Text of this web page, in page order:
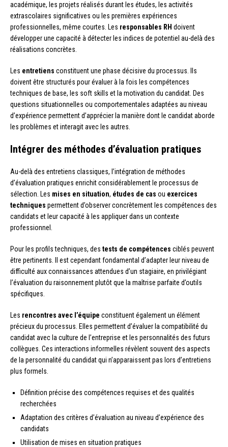
académique, les projets réalisés durant les études, les activités
extrascolaires significatives ou les premières expériences
professionnelles, même courtes. Les responsables RH doivent
développer une capacité à détecter les indices de potentiel au-delà des
réalisations concrètes.
Les entretiens constituent une phase décisive du processus. Ils
doivent être structurés pour évaluer à la fois les compétences
techniques de base, les soft skills et la motivation du candidat. Des
questions situationnelles ou comportementales adaptées au niveau
d’expérience permettent d’apprécier la manière dont le candidat aborde
les problèmes et interagit avec les autres.
Intégrer des méthodes d’évaluation pratiques
Au-delà des entretiens classiques, l’intégration de méthodes
d’évaluation pratiques enrichit considérablement le processus de
sélection. Les mises en situation, études de cas ou exercices
techniques permettent d’observer concrètement les compétences des
candidats et leur capacité à les appliquer dans un contexte
professionnel.
Pour les profils techniques, des tests de compétences ciblés peuvent
être pertinents. Il est cependant fondamental d’adapter leur niveau de
difficulté aux connaissances attendues d’un stagiaire, en privilégiant
l’évaluation du raisonnement plutôt que la maîtrise parfaite d’outils
spécifiques.
Les rencontres avec l’équipe constituent également un élément
précieux du processus. Elles permettent d’évaluer la compatibilité du
candidat avec la culture de l’entreprise et les personnalités des futurs
collègues. Ces interactions informelles révèlent souvent des aspects
de la personnalité du candidat qui n’apparaissent pas lors d’entretiens
plus formels.
Définition précise des compétences requises et des qualités
recherchées
Adaptation des critères d’évaluation au niveau d’expérience des
candidats
Utilisation de mises en situation pratiques